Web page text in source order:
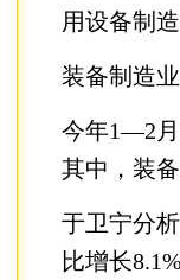
用设备制
装备制造
今年1—2月
其中，装
于卫宁分
比增长